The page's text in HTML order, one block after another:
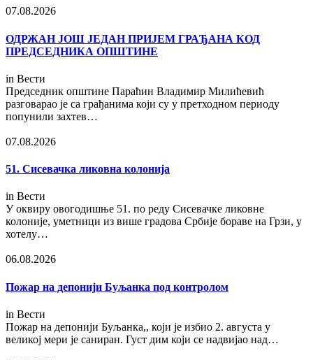
07.08.2026
ОДРЖАН ЈОШ ЈЕДАН ПРИЈЕМ ГРАЂАНА КОД
ПРЕДСЕДНИКА ОПШТИНЕ
in Вести
Председник општине Параћин Владимир Милићевић
разговарао је са грађанима који су у претходном периоду
попунили захтев…
07.08.2026
51. Сисевачка ликовна колонија
in Вести
У оквиру овогодишње 51. по реду Сисевачке ликовне
колоније, уметници из више градова Србије бораве на Грзи, у
хотелу…
06.08.2026
Пожар на депонији Буљанка под контролом
in Вести
Пожар на депонији Буљанка,, који је избио 2. августа у
великој мери је саниран. Густ дим који се надвијао над…